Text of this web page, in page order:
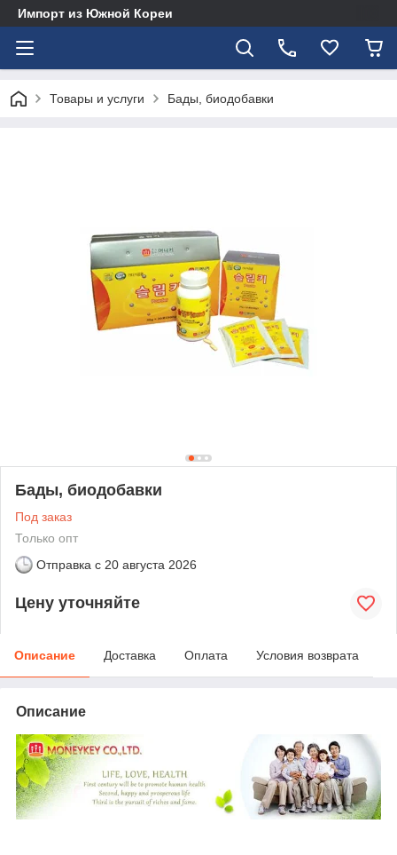
Импорт из Южной Кореи
Товары и услуги Бады, биодобавки
Бады, биодобавки
Под заказ
Только опт
Отправка с 20 августа 2026
Цену уточняйте
Описание Доставка Оплата Условия возврата
Описание